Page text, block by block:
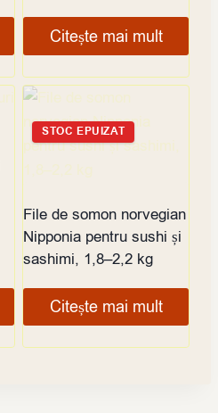
Citește mai mult
STOC EPUIZAT
File de somon norvegian
Nipponia pentru sushi și
sashimi, 1,8–2,2 kg
Citește mai mult